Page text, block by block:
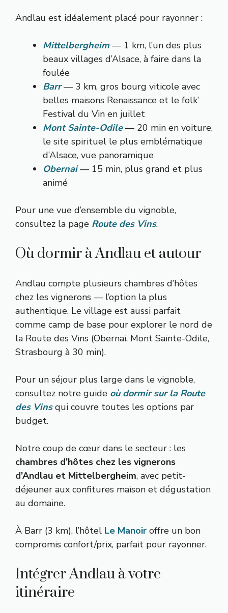
Andlau est idéalement placé pour rayonner :
Mittelbergheim— 1 km, l’un des plus
beaux villages d’Alsace, à faire dans la
foulée
Barr— 3 km, gros bourg viticole avec
belles maisons Renaissance et le folk’
Festival du Vin en juillet
Mont Sainte-Odile— 20 min en voiture,
le site spirituel le plus emblématique
d’Alsace, vue panoramique
Obernai— 15 min, plus grand et plus
animé
Pour une vue d’ensemble du vignoble,
consultez la page Route des Vins.
Où dormir à Andlau et autour
Andlau compte plusieurs chambres d’hôtes
chez les vignerons — l’option la plus
authentique. Le village est aussi parfait
comme camp de base pour explorer le nord de
la Route des Vins (Obernai, Mont Sainte-Odile,
Strasbourg à 30 min).
Pour un séjour plus large dans le vignoble,
consultez notre guide où dormir sur la Route
des Vinsqui couvre toutes les options par
budget.
Notre coup de cœur dans le secteur : les
chambres d’hôtes chez les vignerons
d’Andlau et Mittelbergheim, avec petit-
déjeuner aux confitures maison et dégustation
au domaine.
À Barr (3 km), l’hôtel Le Manoir offre un bon
compromis confort/prix, parfait pour rayonner.
Intégrer Andlau à votre
itinéraire